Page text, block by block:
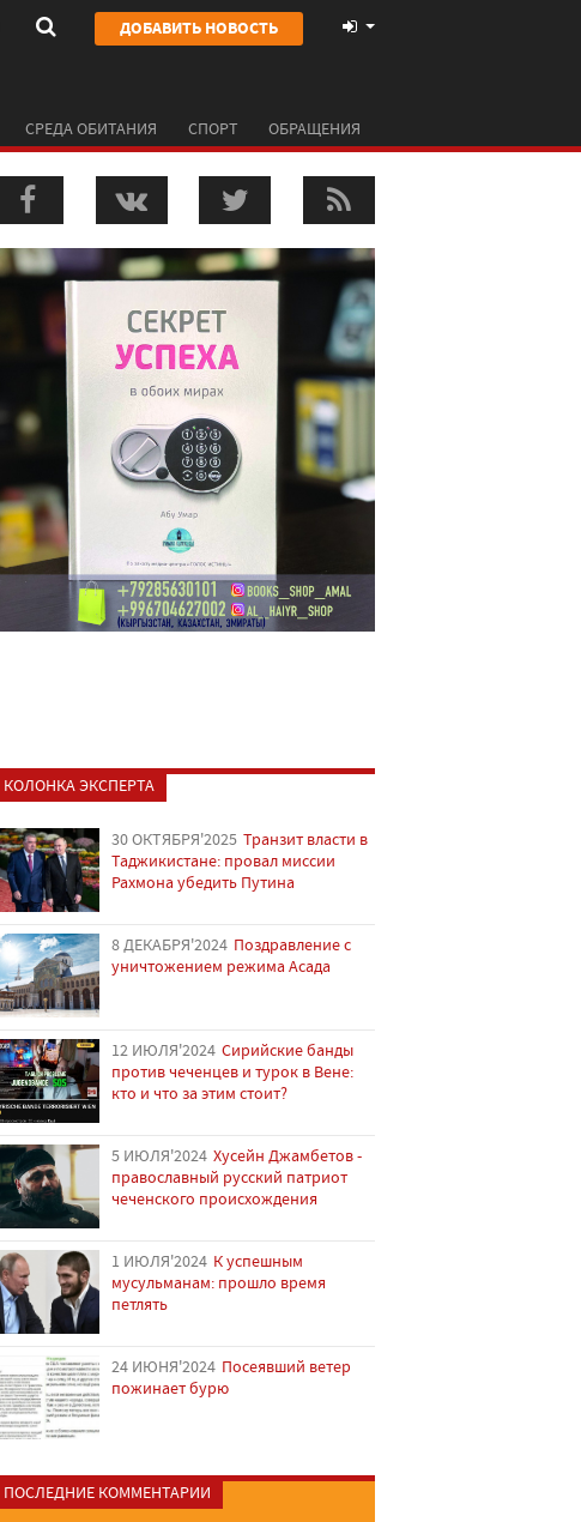
ДОБАВИТЬ НОВОСТЬ
СРЕДА ОБИТАНИЯ СПОРТ ОБРАЩЕНИЯ
КОЛОНКА ЭКСПЕРТА
30 ОКТЯБРЯ'2025 Транзит власти в
Таджикистане: провал миссии
Рахмона убедить Путина
8 ДЕКАБРЯ'2024 Поздравление с
уничтожением режима Асада
12 ИЮЛЯ'2024 Сирийские банды
против чеченцев и турок в Вене:
кто и что за этим стоит?
5 ИЮЛЯ'2024 Хусейн Джамбетов -
православный русский патриот
чеченского происхождения
1 ИЮЛЯ'2024 К успешным
мусульманам: прошло время
петлять
24 ИЮНЯ'2024 Посеявший ветер
пожинает бурю
ПОСЛЕДНИЕ КОММЕНТАРИИ